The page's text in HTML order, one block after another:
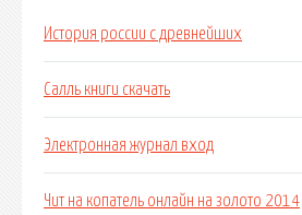
История россии с древнейших
Салль книги скачать
Электронная журнал вход
Чит на копатель онлайн на золото 2014